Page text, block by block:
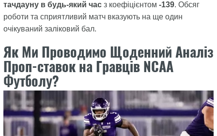
тачдауну в будь-який часз коефіцієнтом -139. Обсяг
роботи та сприятливий матч вказують на ще один
очікуваний заліковий бал.
Як Ми Проводимо Щоденний Аналіз
Проп-ставок на Гравців NCAA
Футболу?